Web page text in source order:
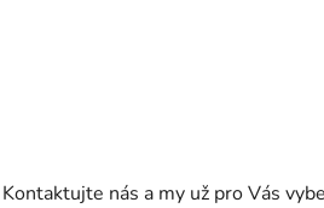
nás a my už pro Vás